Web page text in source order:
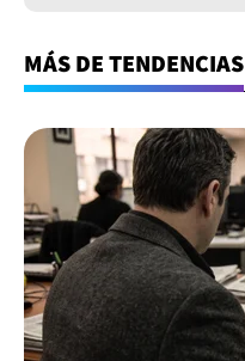
MÁS DE TENDENCIAS